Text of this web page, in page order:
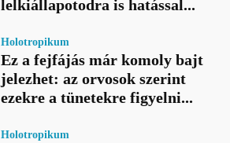
lelkiállapotodra is hatással...
Holotropikum
Ez a fejfájás már komoly bajt
jelezhet: az orvosok szerint
ezekre a tünetekre figyelni...
Holotropikum